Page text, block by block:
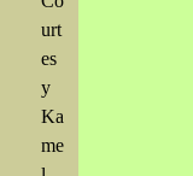
urt
es
y
Ka
me